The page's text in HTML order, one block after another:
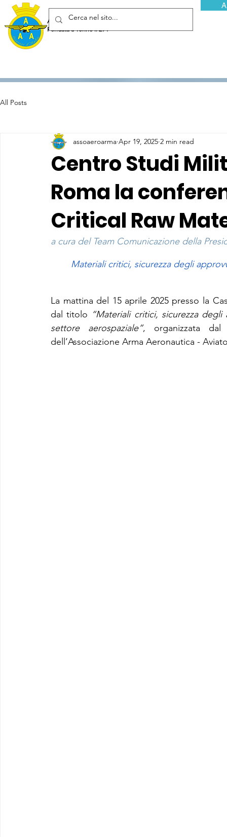
Associazione Arma Aeronautica - Aviatori d'Italia ETS
Fondata a Torino il 29 febbraio 1952
All Posts
Centro Studi
Roma la
Critical Raw
assoaeroarma Apr 19, 2025 2 min read
a cura del Team Comunicazione della
Materiali critici, sicurezza degli
La mattina del 15 aprile 2025 presso la
dal titolo “Materiali critici, sicurezza
settore aerospaziale”, organizzata dal
dell’Associazione Arma Aeronautica -